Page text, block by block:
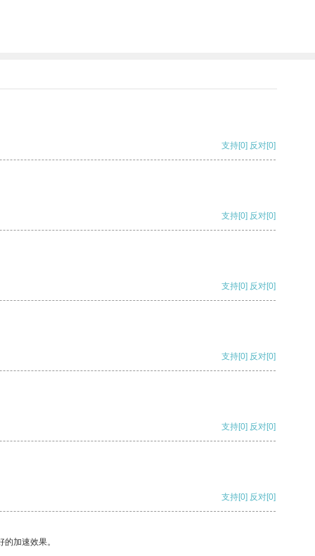
支持[0] 反对[0]
支持[0] 反对[0]
支持[0] 反对[0]
支持[0] 反对[0]
支持[0] 反对[0]
支持[0] 反对[0]
加速效果。